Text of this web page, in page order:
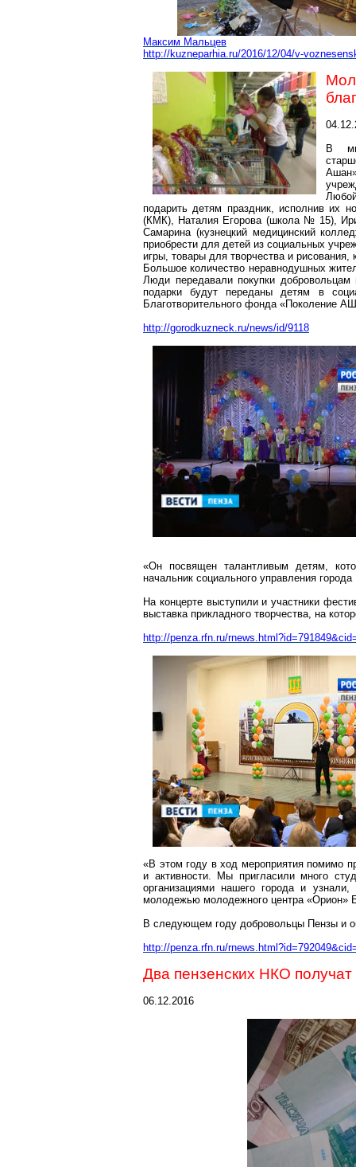
Максим Мальцев
http://kuzneparhia.ru/2016/12/04/v-
В
Ашан
подарить детям праздник, исполнив их
(КМК), Наталия Егорова (школа № 15),
Самарина (кузнецкий медицинский
приобрести для детей из социальных
игры, товары для творчества и рисования,
Большое количество неравнодушных
Люди передавали покупки
подарки будут переданы детям в
Благотворительного фонда «Поколение
http://gorodkuzneck.ru/news/id/9118
«Он посвящен талантливым детям,
начальник социального управления
На концерте выступили и участники
выставка прикладного творчества, на
http://penza.rfn.ru/
«В этом году в ход мероприятия помимо
и активности. Мы пригласили много
организациями нашего города и
молодежью молодежного центра «Орион»
В следующем году добровольцы Пензы и
http://penza.rfn.ru/
Два пензенских НКО получат
06.12.2016